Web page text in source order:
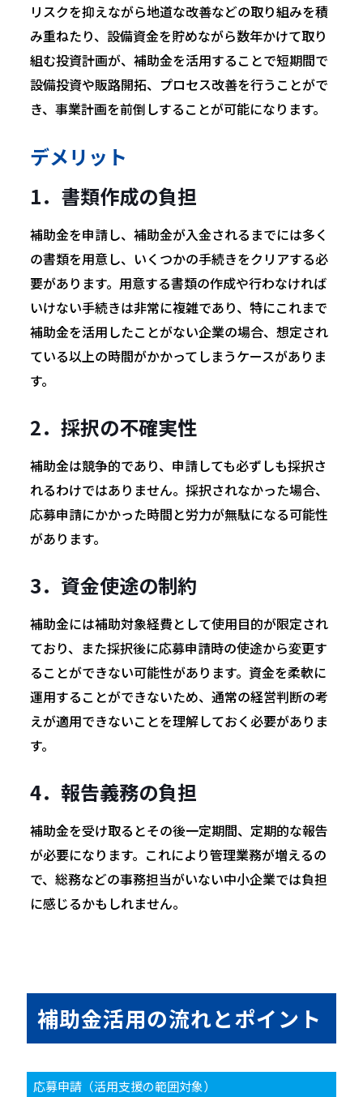
リスクを抑えながら地道な改善などの取り組みを積
み重ねたり、設備資金を貯めながら数年かけて取り
組む投資計画が、補助金を活用することで短期間で
設備投資や販路開拓、プロセス改善を行うことがで
き、事業計画を前倒しすることが可能になります。
デメリット
1．書類作成の負担
補助金を申請し、補助金が入金されるまでには多く
の書類を用意し、いくつかの手続きをクリアする必
要があります。用意する書類の作成や行わなければ
いけない手続きは非常に複雑であり、特にこれまで
補助金を活用したことがない企業の場合、想定され
ている以上の時間がかかってしまうケースがありま
す。
2．採択の不確実性
補助金は競争的であり、申請しても必ずしも採択さ
れるわけではありません。採択されなかった場合、
応募申請にかかった時間と労力が無駄になる可能性
があります。
3．資金使途の制約
補助金には補助対象経費として使用目的が限定され
ており、また採択後に応募申請時の使途から変更す
ることができない可能性があります。資金を柔軟に
運用することができないため、通常の経営判断の考
えが適用できないことを理解しておく必要がありま
す。
4．報告義務の負担
補助金を受け取るとその後一定期間、定期的な報告
が必要になります。これにより管理業務が増えるの
で、総務などの事務担当がいない中小企業では負担
に感じるかもしれません。
補助金活用の流れとポイント
応募申請（活用支援の範囲対象）